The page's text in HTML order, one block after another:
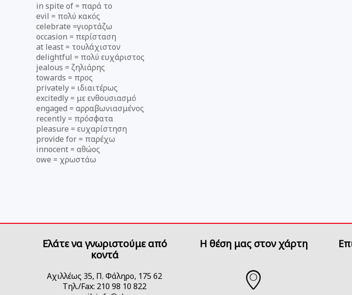
in spite of = παρά το
evil = πολύ κακός
celebrate =γιορτάζω
occasion = περίσταση
at least = τουλάχιστον
delightful = πολύ ευχάριστος
jealous = ζηλιάρης
towards = προς
privately = ιδιαιτέρως
excitedly = με ενθουσιασμό
engaged = αρραβωνιασμένος
recently = πρόσφατα
pleasure = ευχαρίστηση
provide for = παρέχω
innocent = αθώος
owe = χρωστάω
Ελάτε να γνωριστούμε από
κοντά
Αχιλλέως 35, Π. Φάληρο, 175 62
Τηλ./Fax: 210 98 10 822
H θέση μας στον χάρτη